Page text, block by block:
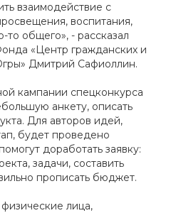
взаимодействие с
воспитания,
то общего», - рассказал
«Центр гражданских и
Дмитрий Сафиоллин.
кампании спецконкурса
анкету, описать
Для авторов идей,
будет проведено
доработать заявку:
задачи, составить
прописать бюджет.
лица,